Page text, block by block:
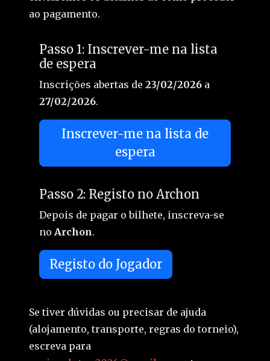
ao pagamento.
Passo 1: Inscrever-me na lista
de espera
Inscrições abertas de 23/02/2026 a
27/02/2026.
Inscrever-me na lista de
espera
Passo 2: Registo no Archon
Depois de pagar o bilhete, inscreva-se
no Archon.
Registo do Jogador
Se tiver dúvidas ou precisar de ajuda
(alojamento, transporte, regras do torneio),
escreva para